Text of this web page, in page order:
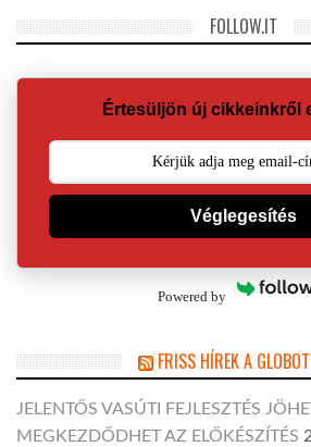
FOLLOW.IT
Értesüljön új cikkeinkről
Véglegesítés
Powered by
FRISS HÍREK A
JELENTŐS VASÚTI FEJLESZTÉS
MEGKEZDŐDHET AZ ELŐKÉSZÍTÉS